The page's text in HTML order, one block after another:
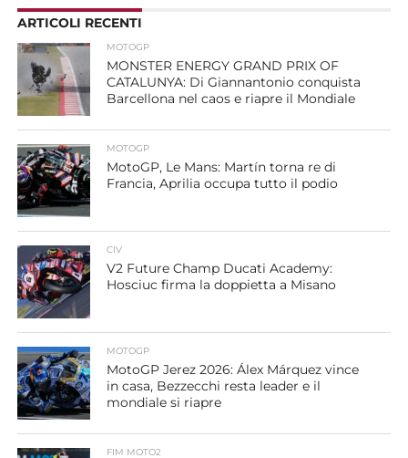
ARTICOLI RECENTI
MOTOGP
MONSTER ENERGY GRAND PRIX OF
CATALUNYA: Di Giannantonio conquista
Barcellona nel caos e riapre il Mondiale
MOTOGP
MotoGP, Le Mans: Martín torna re di
Francia, Aprilia occupa tutto il podio
CIV
V2 Future Champ Ducati Academy:
Hosciuc firma la doppietta a Misano
MOTOGP
MotoGP Jerez 2026: Álex Márquez vince
in casa, Bezzecchi resta leader e il
mondiale si riapre
FIM MOTO2